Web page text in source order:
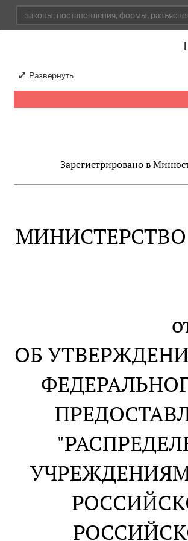
Развернуть
Зарегистрировано в
ОБ